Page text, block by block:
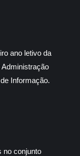
ano letivo da
Informação.
no conjunto